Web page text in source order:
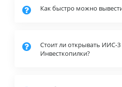
Как быстро можно
Стоит ли открывать ИИС-3
Инвесткопилки?